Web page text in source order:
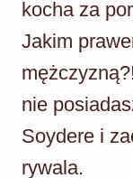
kocha za
Jakim
nie
Soydere i
rywala.